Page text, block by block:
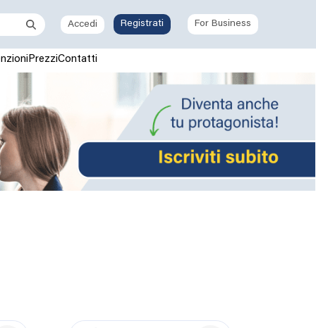
Accedi Registrati For Business
PrezziContatti